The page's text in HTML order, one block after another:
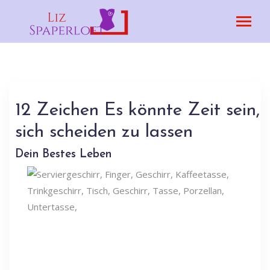
12 Zeichen Es könnte Zeit sein,
sich scheiden zu lassen
Dein Bestes Leben